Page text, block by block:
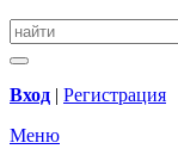
Вход | Регистрация
Меню